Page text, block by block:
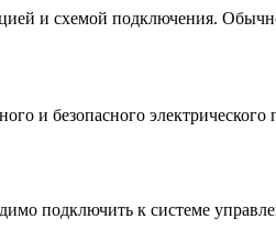
и схемой подключения.
и безопасного
подключить к системе